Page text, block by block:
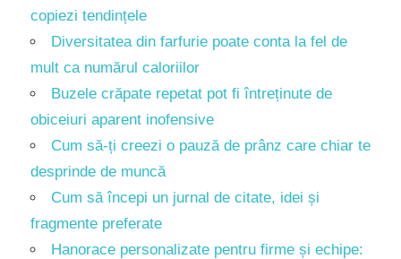
copiezi tendințele
Diversitatea din farfurie poate conta la fel de
mult ca numărul caloriilor
Buzele crăpate repetat pot fi întreținute de
obiceiuri aparent inofensive
Cum să-ți creezi o pauză de prânz care chiar te
desprinde de muncă
Cum să începi un jurnal de citate, idei și
fragmente preferate
Hanorace personalizate pentru firme și echipe: